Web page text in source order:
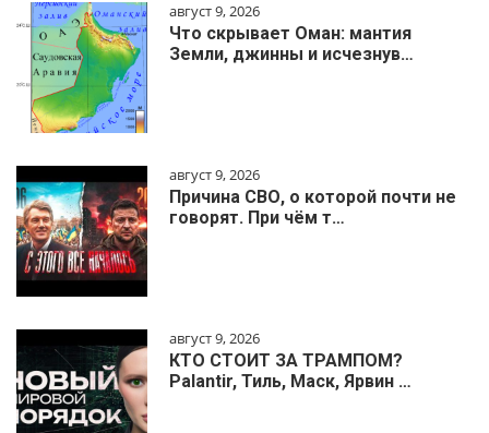
август 9, 2026
Что скрывает Оман: мантия
Земли, джинны и исчезнув…
август 9, 2026
Причина СВО, о которой почти не
говорят. При чём т…
август 9, 2026
КТО СТОИТ ЗА ТРАМПОМ?
Palantir, Тиль, Маск, Ярвин …